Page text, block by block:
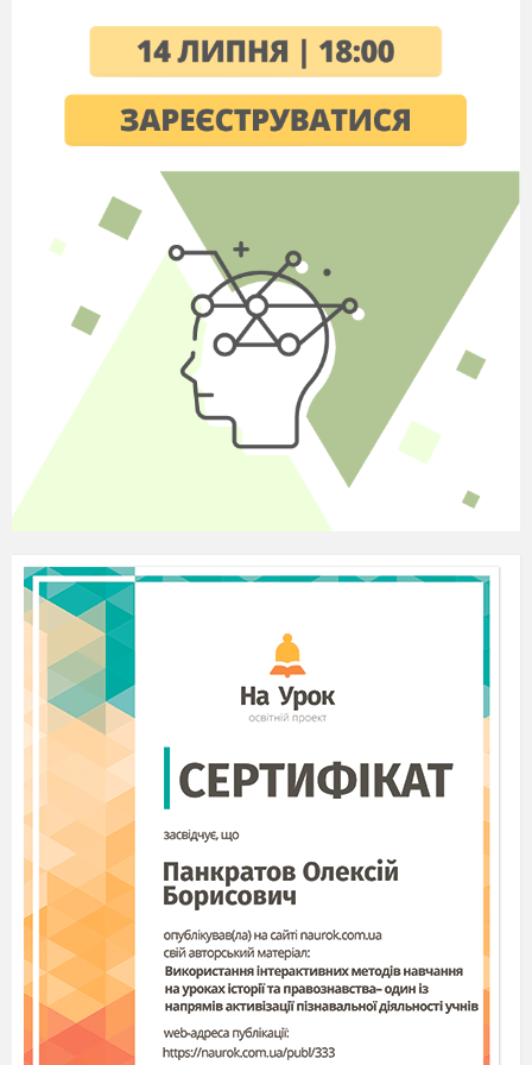
Здоров'я виходить пудами, а входить
золотниками.
Будь здоровий, як вода, гарний, як весна,
багатий, як земля, щедрий, як осінь.
Хто до себе суворий, той і здоровий.
Хто день починає з зарядки, у того здоров'я в
2. Частини людського тіла
Очам страшно, а руки роблять.
Очі – дзеркало душі.
Бачить око далеко, а розум - ще далі.
Очі одні: і плачуть, і сміються.
Вір своїм очам, а не вір чужим словам.
Очі – дзеркало душі, очі треба берегти.